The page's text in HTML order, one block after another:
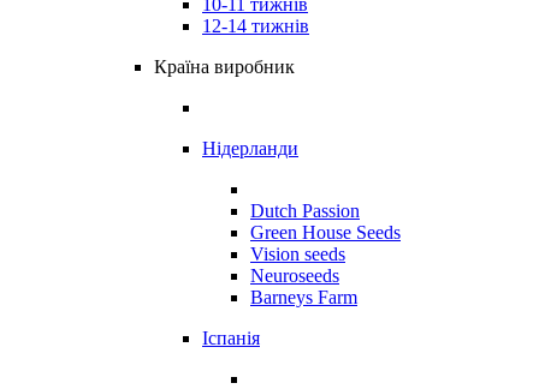
10-11 тижнів
12-14 тижнів
Країна виробник
Нідерланди
Dutch Passion
Green House Seeds
Vision seeds
Neuroseeds
Barneys Farm
Іспанія